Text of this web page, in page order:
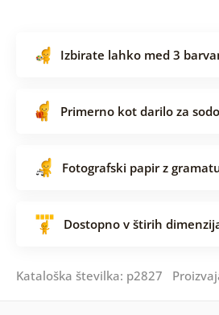
Izbirate lahko med 3
Primerno kot darilo za
Fotografski papir z
Dostopno v štirih
Kataloška številka: p2827